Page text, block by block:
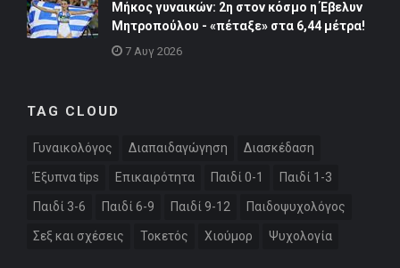
Μήκος γυναικών: 2η στον κόσμο η Έβελυν
Μητροπούλου - «πέταξε» στα 6,44 μέτρα!
7 Αυγ 2026
TAG CLOUD
Γυναικολόγος Διαπαιδαγώγηση Διασκέδαση
Έξυπνα tips Επικαιρότητα Παιδί 0-1 Παιδί 1-3
Παιδί 3-6 Παιδί 6-9 Παιδί 9-12 Παιδοψυχολόγος
Σεξ και σχέσεις Τοκετός Χιούμορ Ψυχολογία